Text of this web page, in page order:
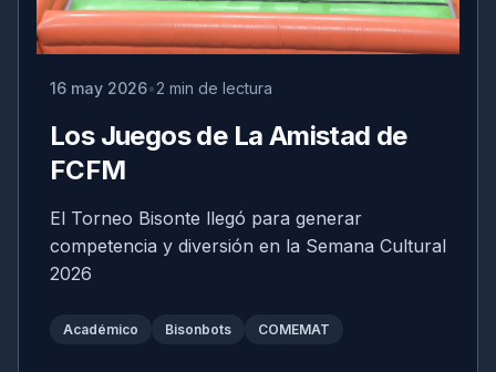
16 may 2026 2 min de lectura
Los Juegos de La Amistad de
FCFM
El Torneo Bisonte llegó para generar
competencia y diversión en la Semana Cultural
2026
Académico Bisonbots COMEMAT